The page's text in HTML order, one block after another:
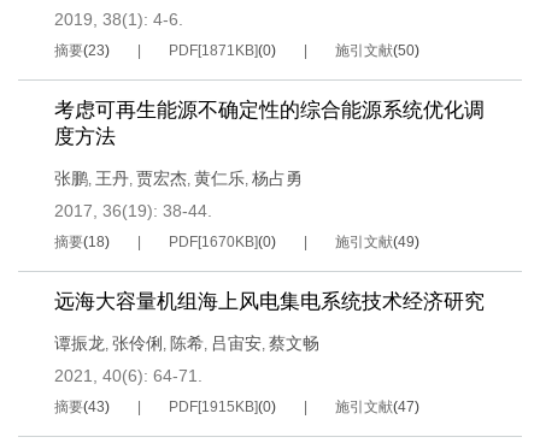
2019, 38(1): 4-6.
摘要(23) PDF[1871KB](0) 施引文献(50)
考虑可再生能源不确定性的综合能源系统优化调
度方法
张鹏 王丹 贾宏杰 黄仁乐 杨占勇
2017, 36(19): 38-44.
摘要(18) PDF[1670KB](0) 施引文献(49)
远海大容量机组海上风电集电系统技术经济研究
谭振龙 张伶俐 陈希 吕宙安 蔡文畅
2021, 40(6): 64-71.
摘要(43) PDF[1915KB](0) 施引文献(47)